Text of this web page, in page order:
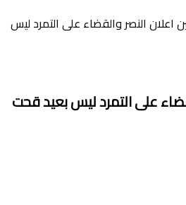
اعلان النصر والقضاء على التمرد ليس
على التمرد ليس بعيد قحت